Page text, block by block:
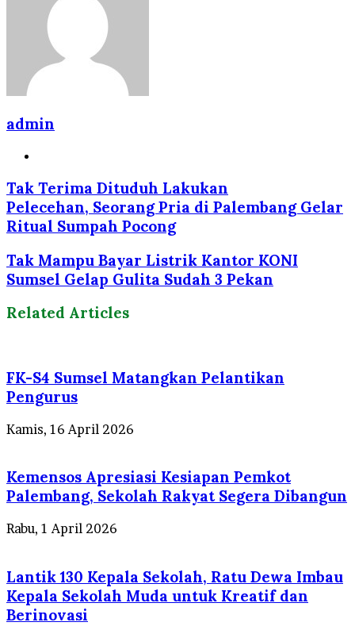
admin
Tak Terima Dituduh Lakukan
Pelecehan, Seorang Pria di Palembang Gelar
Ritual Sumpah Pocong
Tak Mampu Bayar Listrik Kantor KONI
Sumsel Gelap Gulita Sudah 3 Pekan
Related Articles
FK-S4 Sumsel Matangkan Pelantikan
Pengurus
Kamis, 16 April 2026
Kemensos Apresiasi Kesiapan Pemkot
Palembang, Sekolah Rakyat Segera Dibangun
Rabu, 1 April 2026
Lantik 130 Kepala Sekolah, Ratu Dewa Imbau
Kepala Sekolah Muda untuk Kreatif dan
Berinovasi